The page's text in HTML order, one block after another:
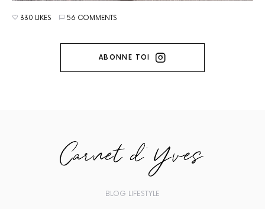
330 LIKES 56 COMMENTS
ABONNE TOI
BLOG LIFESTYLE